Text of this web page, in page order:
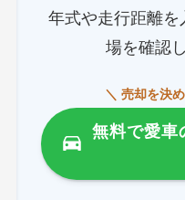
年式や走行距離
場を確認
＼ 売却を決
無料で愛車